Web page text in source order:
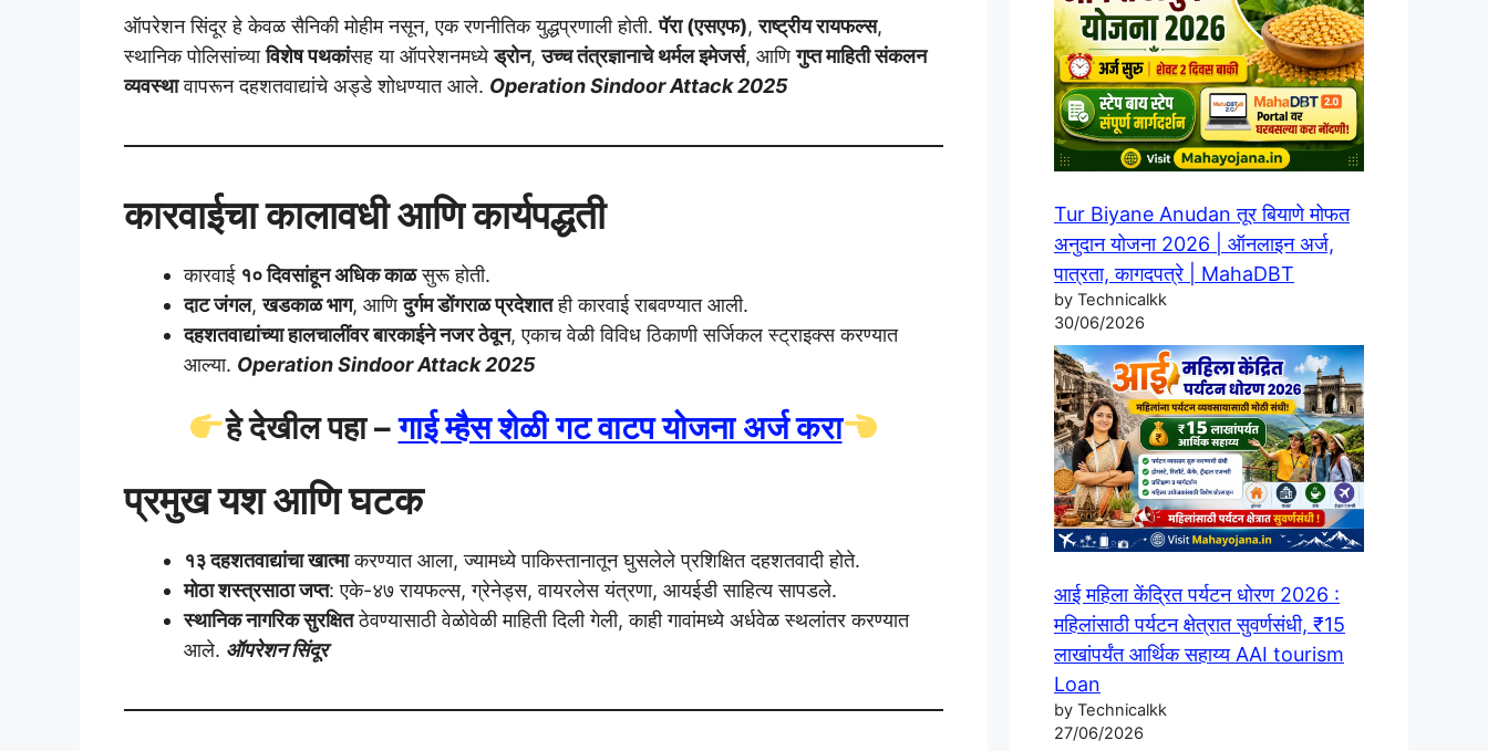
ऑपरेशन सिंदूर हे केवळ सैनिकी मोहीम नसून, एक रणनीतिक युद्धप्रणाली होती.पॅरा (एसएफ),राष्ट्रीय रायफल्स,
स्थानिक पोलिसांच्याविशेष पथकांसह या ऑपरेशनमध्येड्रोन,उच्च तंत्रज्ञानाचे थर्मल इमेजर्स, आणिगुप्त माहिती संकलन
व्यवस्थावापरून दहशतवाद्यांचे अड्डे शोधण्यात आले. Operation Sindoor Attack 2025
कारवाईचा कालावधी आणि कार्यपद्धती
कारवाई १० दिवसांहून अधिक काळसुरू होती.
दाट जंगल,खडकाळ भाग, आणिदुर्गम डोंगराळ प्रदेशातही कारवाई राबवण्यात आली.
दहशतवाद्यांच्या हालचालींवर बारकाईने नजर ठेवून, एकाच वेळी विविध ठिकाणी सर्जिकल स्ट्राइक्स करण्यात
आल्या. Operation Sindoor Attack 2025
हे देखील पहा –गाई म्हैस शेळी गट वाटप योजना अर्ज करा
प्रमुख यश आणि घटक
१३ दहशतवाद्यांचा खात्माकरण्यात आला, ज्यामध्ये पाकिस्तानातून घुसलेले प्रशिक्षित दहशतवादी होते.
मोठा शस्त्रसाठा जप्त: एके-४७ रायफल्स, ग्रेनेड्स, वायरलेस यंत्रणा, आयईडी साहित्य सापडले.
स्थानिक नागरिक सुरक्षितठेवण्यासाठी वेळोवेळी माहिती दिली गेली, काही गावांमध्ये अर्धवेळ स्थलांतर करण्यात
आले. ऑपरेशन सिंदूर
Tur Biyane Anudan तूर बियाणे मोफत
अनुदान योजना 2026 | ऑनलाइन अर्ज,
पात्रता, कागदपत्रे | MahaDBT
by Technicalkk
30/06/2026
आई महिला केंद्रित पर्यटन धोरण 2026 :
महिलांसाठी पर्यटन क्षेत्रात सुवर्णसंधी, ₹15
लाखांपर्यंत आर्थिक सहाय्य AAI tourism
Loan
by Technicalkk
27/06/2026